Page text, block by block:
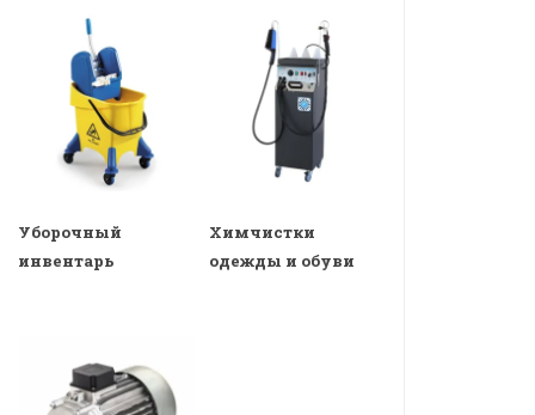
Уборочный
инвентарь
Химчистки
одежды и обуви